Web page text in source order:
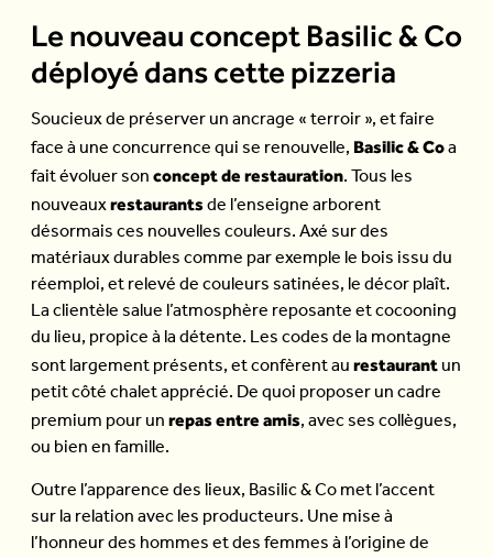
Le nouveau concept Basilic & Co
déployé dans cette pizzeria
Soucieux de préserver un ancrage « terroir », et faire
face à une concurrence qui se renouvelle, Basilic & Coa
fait évoluer son concept de restauration. Tous les
nouveauxrestaurantsde l’enseigne arborent
désormais ces nouvelles couleurs. Axé sur des
matériaux durables comme par exemple le bois issu du
réemploi, et relevé de couleurs satinées, le décor plaît.
La clientèle salue l’atmosphère reposante et cocooning
du lieu, propice à la détente. Les codes de la montagne
sont largement présents, et confèrent au restaurantun
petit côté chalet apprécié. De quoi proposer un cadre
premium pour un repas entre amis, avec ses collègues,
ou bien en famille.
Outre l’apparence des lieux, Basilic & Co met l’accent
sur la relation avec les producteurs. Une mise à
l’honneur des hommes et des femmes à l’origine de